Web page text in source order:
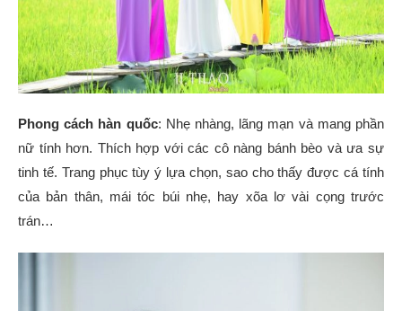
Phong cách hàn quốc: Nhẹ nhàng, lãng mạn và mang phần
nữ tính hơn. Thích hợp với các cô nàng bánh bèo và ưa sự
tinh tế. Trang phục tùy ý lựa chọn, sao cho thấy được cá tính
của bản thân, mái tóc búi nhẹ, hay xõa lơ vài cọng trước
trán…